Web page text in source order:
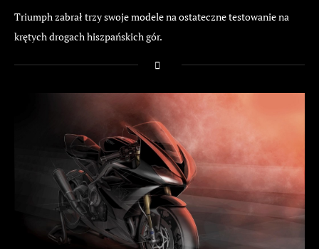
Triumph zabrał trzy swoje modele na ostateczne testowanie na
krętych drogach hiszpańskich gór.